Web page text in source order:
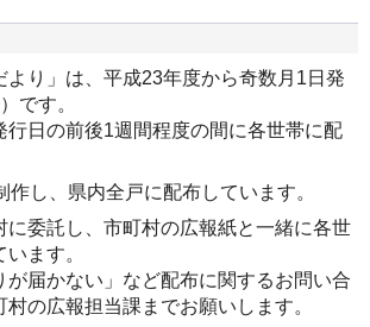
より」は、平成23年度から奇数月1日発
です。
日の前後1週間程度の間に各世帯に配
作し、県内全戸に配布しています。
に委託し、市町村の広報紙と一緒に各世
ます。
届かない」など配布に関するお問い合
の広報担当課までお願いします。